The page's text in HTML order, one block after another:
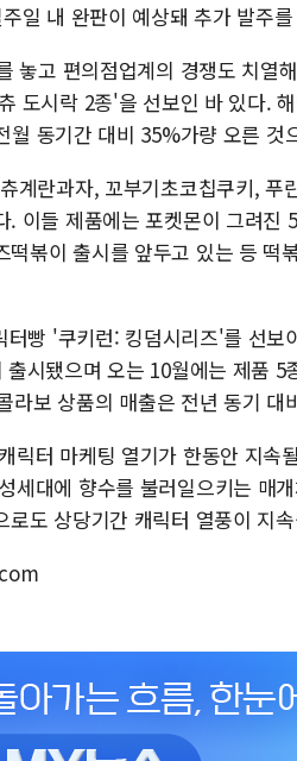
일 내 완판이 예상돼 추가 발주
놓고 편의점업계의 경쟁도 치열
도시락 2종'을 선보인 바 있다.
월 동기간 대비 35%가량 오른 것
계란과자, 꼬부기초코칩쿠키,
. 이들 제품에는 포켓몬이 그려진
떡볶이 출시를 앞두고 있는 등 떡
터빵 '쿠키런: 킹덤시리즈'를 선
시됐으며 오는 10월에는 제품
라보 상품의 매출은 전년 동기
릭터 마케팅 열기가 한동안 지
세대에 향수를 불러일으키는 매
도 상당기간 캐릭터 열풍이 지